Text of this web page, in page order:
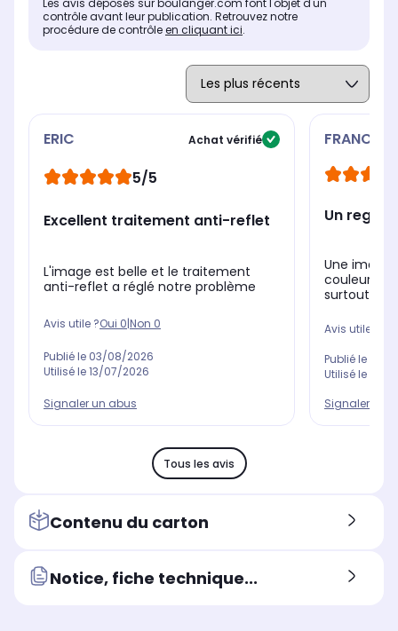
Assistant vocal intégré
bixby
Assistant vocal intégré
Alexa
Les avis déposés sur boulanger.com font l'objet d'un
contrôle avant leur publication. Retrouvez notre
procédure de contrôleen cliquant ici.
ERIC Achat vérifié
5/5
Excellent traitement anti-reflet
L'image est belle et le traitement
anti-reflet a réglé notre problème
Avis utile ?Oui 0|Non 0
Publié le 03/08/2026
Utilisé le13/07/2026
Signaler un abus
FRANCIS
Un regal
Une image
couleurs
surtout
Avis utile ?
Publié le
Utilisé le
Signaler un
Tous les avis
Contenu du carton
Notice, fiche technique...